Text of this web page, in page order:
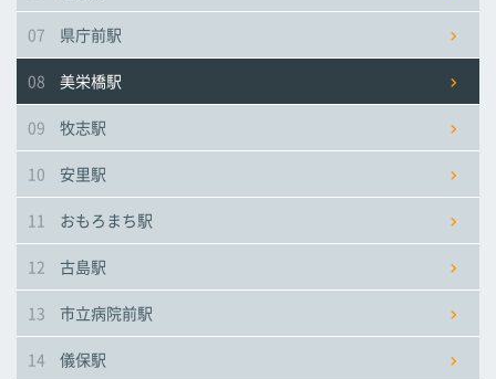
浦添前田駅
浦添前田駅
浦添前田駅
07 県庁前駅
08 美栄橋駅
09 牧志駅
10 安里駅
11 おもろまち駅
12 古島駅
13 市立病院前駅
14 儀保駅